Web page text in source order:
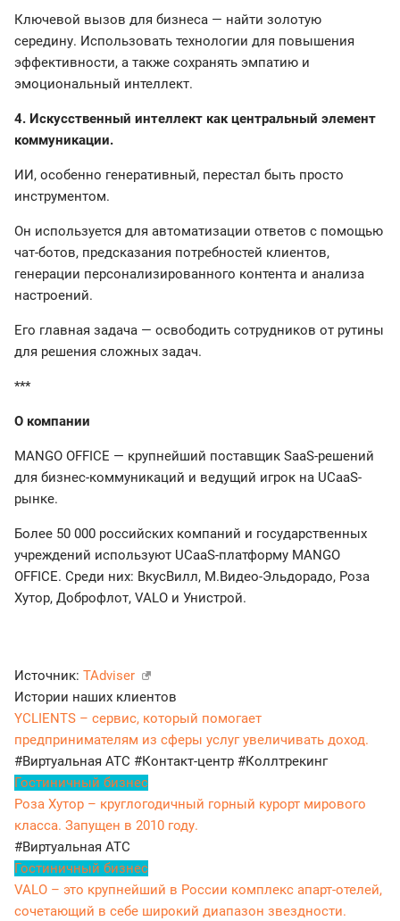
Ключевой вызов для бизнеса — найти золотую
середину. Использовать технологии для повышения
эффективности, а также сохранять эмпатию и
эмоциональный интеллект.
4. Искусственный интеллект как центральный элемент
коммуникации.
ИИ, особенно генеративный, перестал быть просто
инструментом.
Он используется для автоматизации ответов с помощью
чат-ботов, предсказания потребностей клиентов,
генерации персонализированного контента и анализа
настроений.
Его главная задача — освободить сотрудников от рутины
для решения сложных задач.
***
О компании
MANGO OFFICE — крупнейший поставщик SaaS-решений
для бизнес-коммуникаций и ведущий игрок на UCaaS-
рынке.
Более 50 000 российских компаний и государственных
учреждений используют UCaaS-платформу MANGO
OFFICE. Среди них: ВкусВилл, М.Видео-Эльдорадо, Роза
Хутор, Доброфлот, VALO и Унистрой.
Источник: TAdviser
Истории наших клиентов
YCLIENTS – сервис, который помогает
предпринимателям из сферы услуг увеличивать доход.
#Виртуальная АТС #Контакт-центр #Коллтрекинг
Гостиничный бизнес
Роза Хутор – круглогодичный горный курорт мирового
класса. Запущен в 2010 году.
#Виртуальная АТС
Гостиничный бизнес
VALO – это крупнейший в России комплекс апарт-отелей,
сочетающий в себе широкий диапазон звездности.